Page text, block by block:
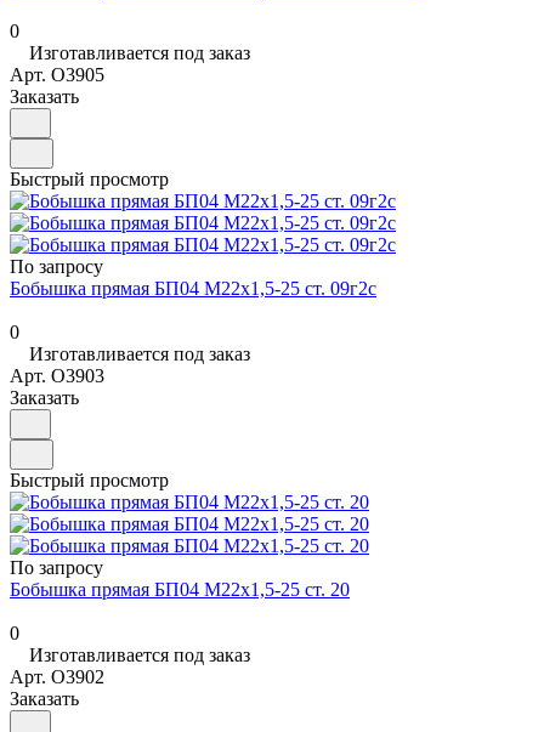
0
Изготавливается под заказ
Арт. O3905
Заказать
Быстрый просмотр
По запросу
Бобышка прямая БП04 М22х1,5-25 ст. 09г2с
0
Изготавливается под заказ
Арт. O3903
Заказать
Быстрый просмотр
По запросу
Бобышка прямая БП04 М22х1,5-25 ст. 20
0
Изготавливается под заказ
Арт. O3902
Заказать